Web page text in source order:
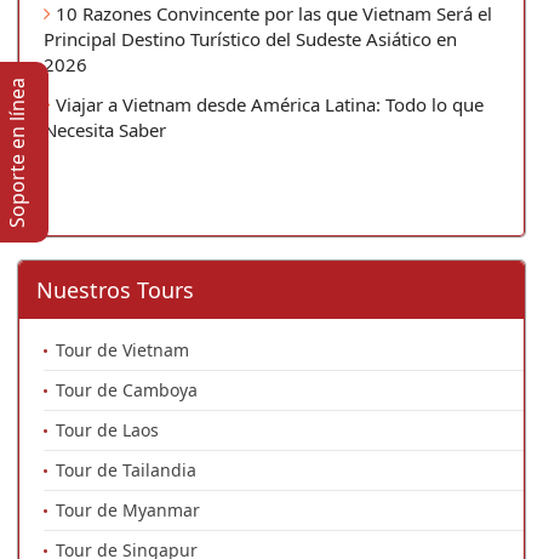
10 Razones Convincente por las que Vietnam Será el
Principal Destino Turístico del Sudeste Asiático en
2026
Viajar a Vietnam desde América Latina: Todo lo que
Necesita Saber
Nuestros Tours
Tour de Vietnam
Tour de Camboya
Tour de Laos
Tour de Tailandia
Tour de Myanmar
Tour de Singapur
Soporte en lí­nea